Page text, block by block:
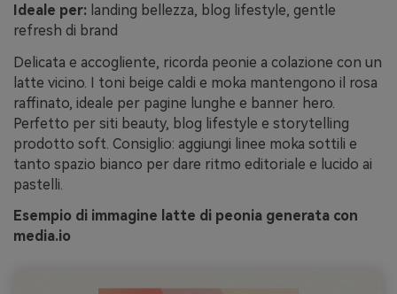
Ideale per: landing bellezza, blog lifestyle, gentle
refresh di brand
Delicata e accogliente, ricorda peonie a colazione con un
latte vicino. I toni beige caldi e moka mantengono il rosa
raffinato, ideale per pagine lunghe e banner hero.
Perfetto per siti beauty, blog lifestyle e storytelling
prodotto soft. Consiglio: aggiungi linee moka sottili e
tanto spazio bianco per dare ritmo editoriale e lucido ai
pastelli.
Esempio di immagine latte di peonia generata con
media.io